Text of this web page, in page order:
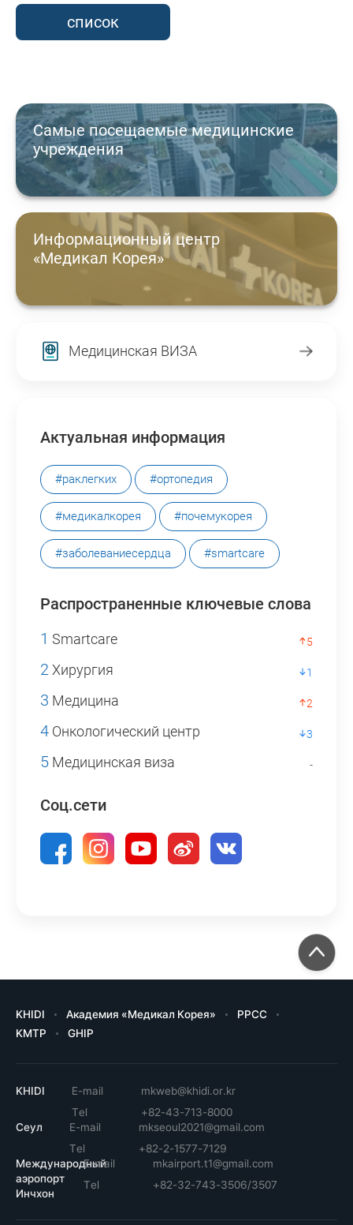
список
Самые посещаемые медицинские
учреждения
Информационный центр
«Медикал Корея»
Медицинская ВИЗА
Актуальная информация
#раклегких #ортопедия
#медикалкорея #почемукорея
#заболеваниесердца #smartcare
Распространенные ключевые слова
1 Smartcare 5
2 Хирургия 1
3 Медицина 2
4 Онкологический центр 3
5 Медицинская виза -
Соц.сети
KHIDI Академия «Медикал Корея»
PPCC
KMTP
GHIP
KHIDI E-mail
mkweb@khidi.or.kr
Tel
+82-43-713-8000
Сеул
E-mail
mkseoul2021@gmail.com
Tel
+82-2-1577-7129
Международный
аэропорт
Инчхон
E-mail
mkairport.t1@gmail.com
Tel
+82-32-743-3506/3507